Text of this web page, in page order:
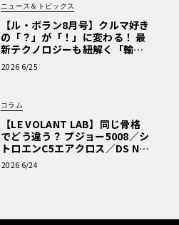
ニュース＆トピックス
【ル・ボラン8月号】クルマ好き
の「？」が「！」に変わる！ 最
新テクノロジーも紐解く「輸入
車Q&A」
2026 6/25
コラム
【LE VOLANT LAB】同じ骨格
でどう違う？ プジョー5008／シ
トロエンC5エアクロス／DS Nº4
読者一気乗りレポート
2026 6/24